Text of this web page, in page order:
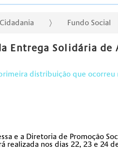
Fundo Social
Entrega Solidária
distribuição que ocorreu
e a Diretoria de Promoção
nos dias 22, 23 e 24